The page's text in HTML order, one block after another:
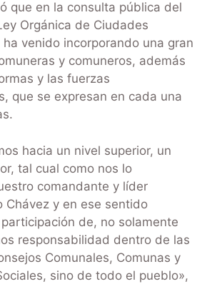
que en la consulta pública del
Orgánica de Ciudades
ha venido incorporando una gran
y comuneros, además
y las fuerzas
que se expresan en cada una
hacia un nivel superior, un
tal cual como nos lo
comandante y líder
Chávez y en ese sentido
de, no solamente
responsabilidad dentro de las
Comunales, Comunas y
sino de todo el pueblo»,